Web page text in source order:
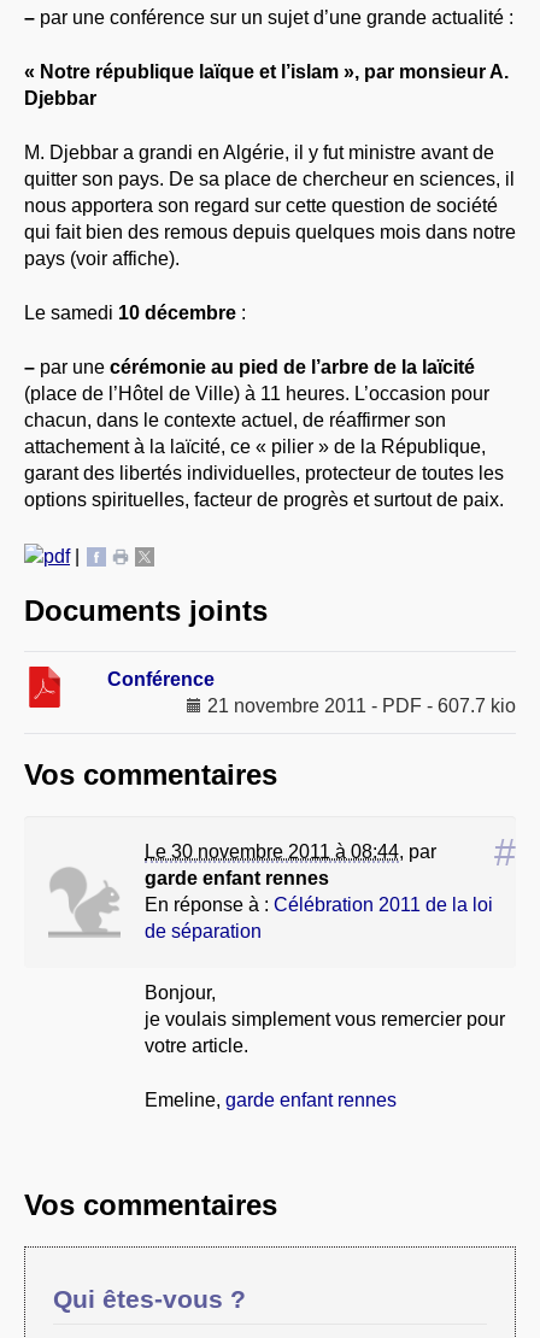
– par une conférence sur un sujet d’une grande actualité :
« Notre république laïque et l’islam », par monsieur A.
Djebbar
M. Djebbar a grandi en Algérie, il y fut ministre avant de
quitter son pays. De sa place de chercheur en sciences, il
nous apportera son regard sur cette question de société
qui fait bien des remous depuis quelques mois dans notre
pays (voir affiche).
Le samedi 10 décembre :
– par une cérémonie au pied de l’arbre de la laïcité
(place de l’Hôtel de Ville) à 11 heures. L’occasion pour
chacun, dans le contexte actuel, de réaffirmer son
attachement à la laïcité, ce « pilier » de la République,
garant des libertés individuelles, protecteur de toutes les
options spirituelles, facteur de progrès et surtout de paix.
|
Documents joints
Conférence
21 novembre 2011 - PDF - 607.7 kio
Vos commentaires
#
Le 30 novembre 2011 à 08:44, par
garde enfant rennes
En réponse à : Célébration 2011 de la loi
de séparation
Bonjour,
je voulais simplement vous remercier pour
votre article.
Emeline, garde enfant rennes
Vos commentaires
Qui êtes-vous ?